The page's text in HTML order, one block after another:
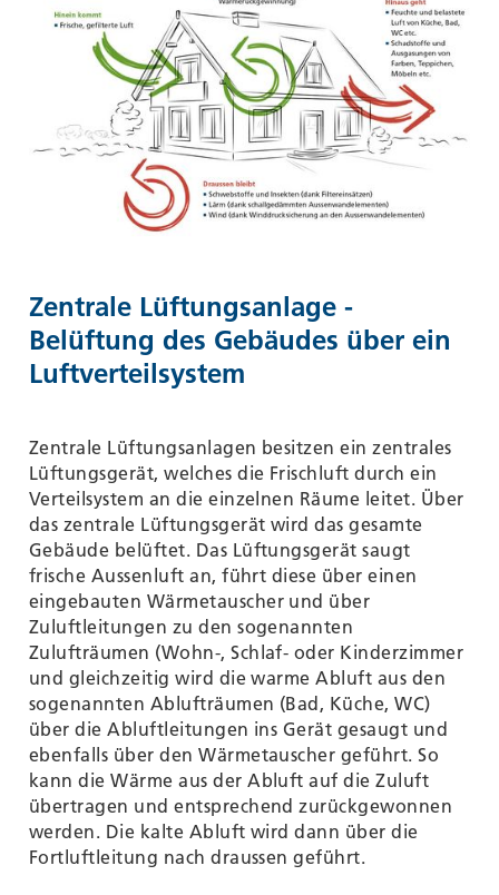
Zentrale Lüftungsanlage -
Belüftung des Gebäudes über ein
Luftverteilsystem
Zentrale Lüftungsanlagen besitzen ein zentrales
Lüftungsgerät, welches die Frischluft durch ein
Verteilsystem an die einzelnen Räume leitet. Über
das zentrale Lüftungsgerät wird das gesamte
Gebäude belüftet. Das Lüftungsgerät saugt
frische Aussenluft an, führt diese über einen
eingebauten Wärmetauscher und über
Zuluftleitungen zu den sogenannten
Zulufträumen (Wohn-, Schlaf- oder Kinderzimmer
und gleichzeitig wird die warme Abluft aus den
sogenannten Ablufträumen (Bad, Küche, WC)
über die Abluftleitungen ins Gerät gesaugt und
ebenfalls über den Wärmetauscher geführt. So
kann die Wärme aus der Abluft auf die Zuluft
übertragen und entsprechend zurückgewonnen
werden. Die kalte Abluft wird dann über die
Fortluftleitung nach draussen geführt.